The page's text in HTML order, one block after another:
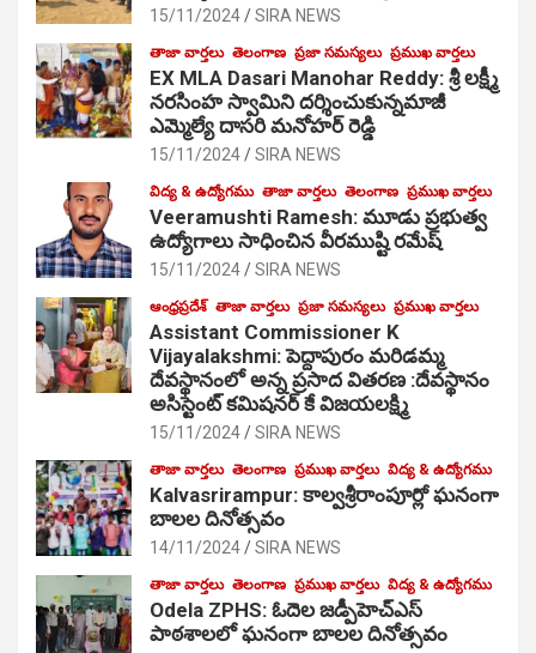
15/11/2024 SIRA NEWS
తాజా వార్తలు తెలంగాణ ప్రజా సమస్యలు ప్రముఖ వార్తలు
EX MLA Dasari Manohar Reddy: శ్రీ లక్ష్మీ
నరసింహ స్వామిని దర్శించుకున్నమాజీ
ఎమ్మెల్యే దాసరి మనోహర్ రెడ్డి
15/11/2024 SIRA NEWS
విద్య & ఉద్యోగము తాజా వార్తలు తెలంగాణ ప్రముఖ వార్తలు
Veeramushti Ramesh: మూడు ప్రభుత్వ
ఉద్యోగాలు సాధించిన వీరముష్టి రమేష్
15/11/2024 SIRA NEWS
ఆంధ్రప్రదేశ్ తాజా వార్తలు ప్రజా సమస్యలు ప్రముఖ వార్తలు
Assistant Commissioner K
Vijayalakshmi: పెద్దాపురం మరిడమ్మ
దేవస్థానంలో అన్న ప్రసాద వితరణ :దేవస్థానం
అసిస్టెంట్ కమిషనర్ కే విజయలక్ష్మి
15/11/2024 SIRA NEWS
తాజా వార్తలు తెలంగాణ ప్రముఖ వార్తలు విద్య & ఉద్యోగము
Kalvasrirampur: కాల్వశ్రీరాంపూర్లో ఘనంగా
బాలల దినోత్సవం
14/11/2024 SIRA NEWS
తాజా వార్తలు తెలంగాణ ప్రముఖ వార్తలు విద్య & ఉద్యోగము
Odela ZPHS: ఓదెల జ‌డ్పీహెచ్ఎస్
పాఠ‌శాల‌లో ఘనంగా బాలల దినోత్సవం